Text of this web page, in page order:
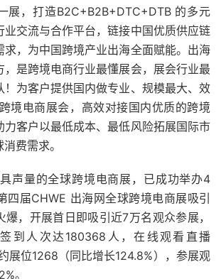
展，打造B2C+B2B+DTC+DTB 的多元
业交流与合作平台，链接中国优质供应链
求，为中国跨境产业出海全面赋能。出海
，是跨境电商行业最懂展会，展会行业最
！为客户提供国内做专业、规模最大、效
境电商展会，高效对接国内优质的跨境
力客户以最低成本、最低风险拓展国际市
费需求。
声量的全球跨境电商展，已成功举办4
届CHWE 出海网全球跨境电商展吸引
，开展首日即吸引近7万名观众参展，
到人次达180368人，在线观看直播
展位1268（同比增长124.8%），参展观
。